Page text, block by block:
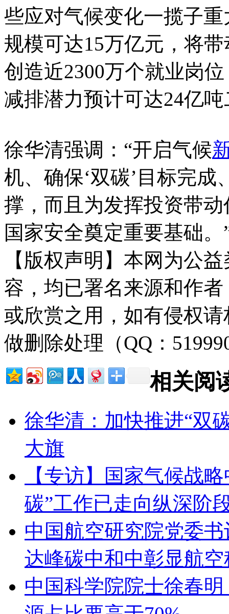
些应对气候变化一揽子
规模可达15万亿元，将
创造近2300万个就业岗
减排潜力预计可达24亿
徐华清强调：“开启气候
机、确保‘双碳’目标完
撑，而且为发挥投资带
国家安全奠定重要基础。
【版权声明】本网为公
容，均已署名来源和作
或欣赏之用，如有侵权
做删除处理（QQ：
相关阅
徐华清：加快推进“双
大旗
【专访】国家气候战
碳”工作已走向纵深阶
中国航空研究院党委
达峰碳中和中彰显航
中国科学院院士徐春